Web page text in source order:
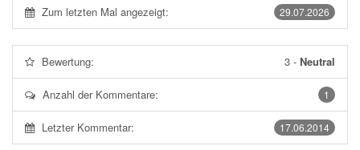
29.07.2026
Zum letzten Mal angezeigt:
Bewertung: 3 - Neutral
1
Anzahl der Kommentare:
17.06.2014
Letzter Kommentar: